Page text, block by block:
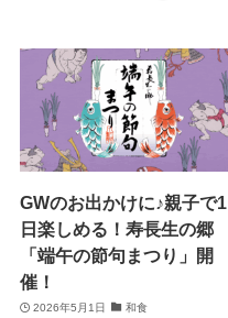
GWのお出かけに♪親子で1
日楽しめる！寿長生の郷
「端午の節句まつり」開
催！
2026年5月1日 和食